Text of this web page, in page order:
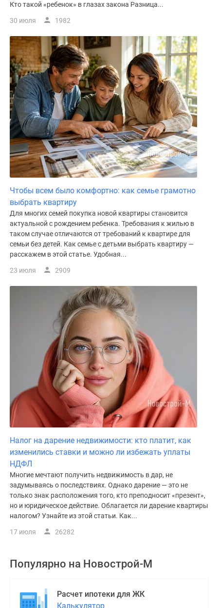
Кто такой «ребенок» в глазах закона Разница...
30 июля 1982
Чтобы всем было комфортно: как семье грамотно
выбрать квартиру
Для многих семей покупка новой квартиры становится
актуальной с рождением ребенка. Требования к жилью в
таком случае отличаются от требований к квартире для
семьи без детей. Как семье с детьми выбрать квартиру —
расскажем в этой статье. Удобная...
23 июля 2909
Налог на дарение недвижимости: кто платит, как
изменились ставки и можно ли избежать уплаты
НДФЛ
Многие мечтают получить недвижимость в дар, не
задумываясь о последствиях. Однако дарение — это не
только знак расположения того, кто преподносит «презент»,
но и юридическое действие. Облагается ли дарение квартиры
налогом? Узнайте из этой статьи. Как...
17 июля 26282
Популярно на Новострой-М
Расчет ипотеки для ЖК
Калькулятор